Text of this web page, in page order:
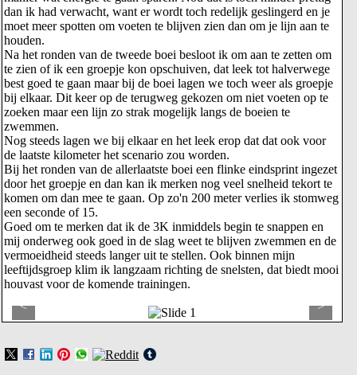
dan ik had verwacht, want er wordt toch redelijk geslingerd en je
moet meer spotten om voeten te blijven zien dan om je lijn aan te
houden.
Na het ronden van de tweede boei besloot ik om aan te zetten om
te zien of ik een groepje kon opschuiven, dat leek tot halverwege
best goed te gaan maar bij de boei lagen we toch weer als groepje
bij elkaar. Dit keer op de terugweg gekozen om niet voeten op te
zoeken maar een lijn zo strak mogelijk langs de boeien te
zwemmen.
Nog steeds lagen we bij elkaar en het leek erop dat dat ook voor
de laatste kilometer het scenario zou worden.
Bij het ronden van de allerlaatste boei een flinke eindsprint ingezet
door het groepje en dan kan ik merken nog veel snelheid tekort te
komen om dan mee te gaan. Op zo'n 200 meter verlies ik stomweg
een seconde of 15.
Goed om te merken dat ik de 3K inmiddels begin te snappen en
mij onderweg ook goed in de slag weet te blijven zwemmen en de
vermoeidheid steeds langer uit te stellen. Ook binnen mijn
leeftijdsgroep klim ik langzaam richting de snelsten, dat biedt mooi
houvast voor de komende trainingen.
<
>